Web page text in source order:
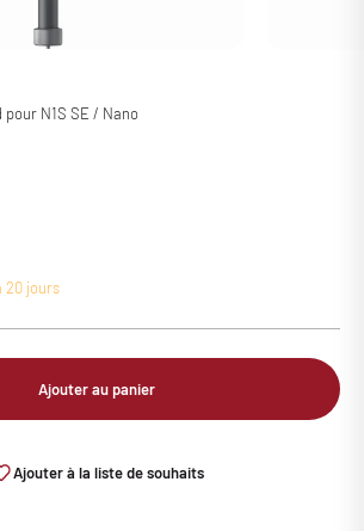
N1S SE / Nano
20 jours
Ajouter au panier
Ajouter à la liste de souhaits